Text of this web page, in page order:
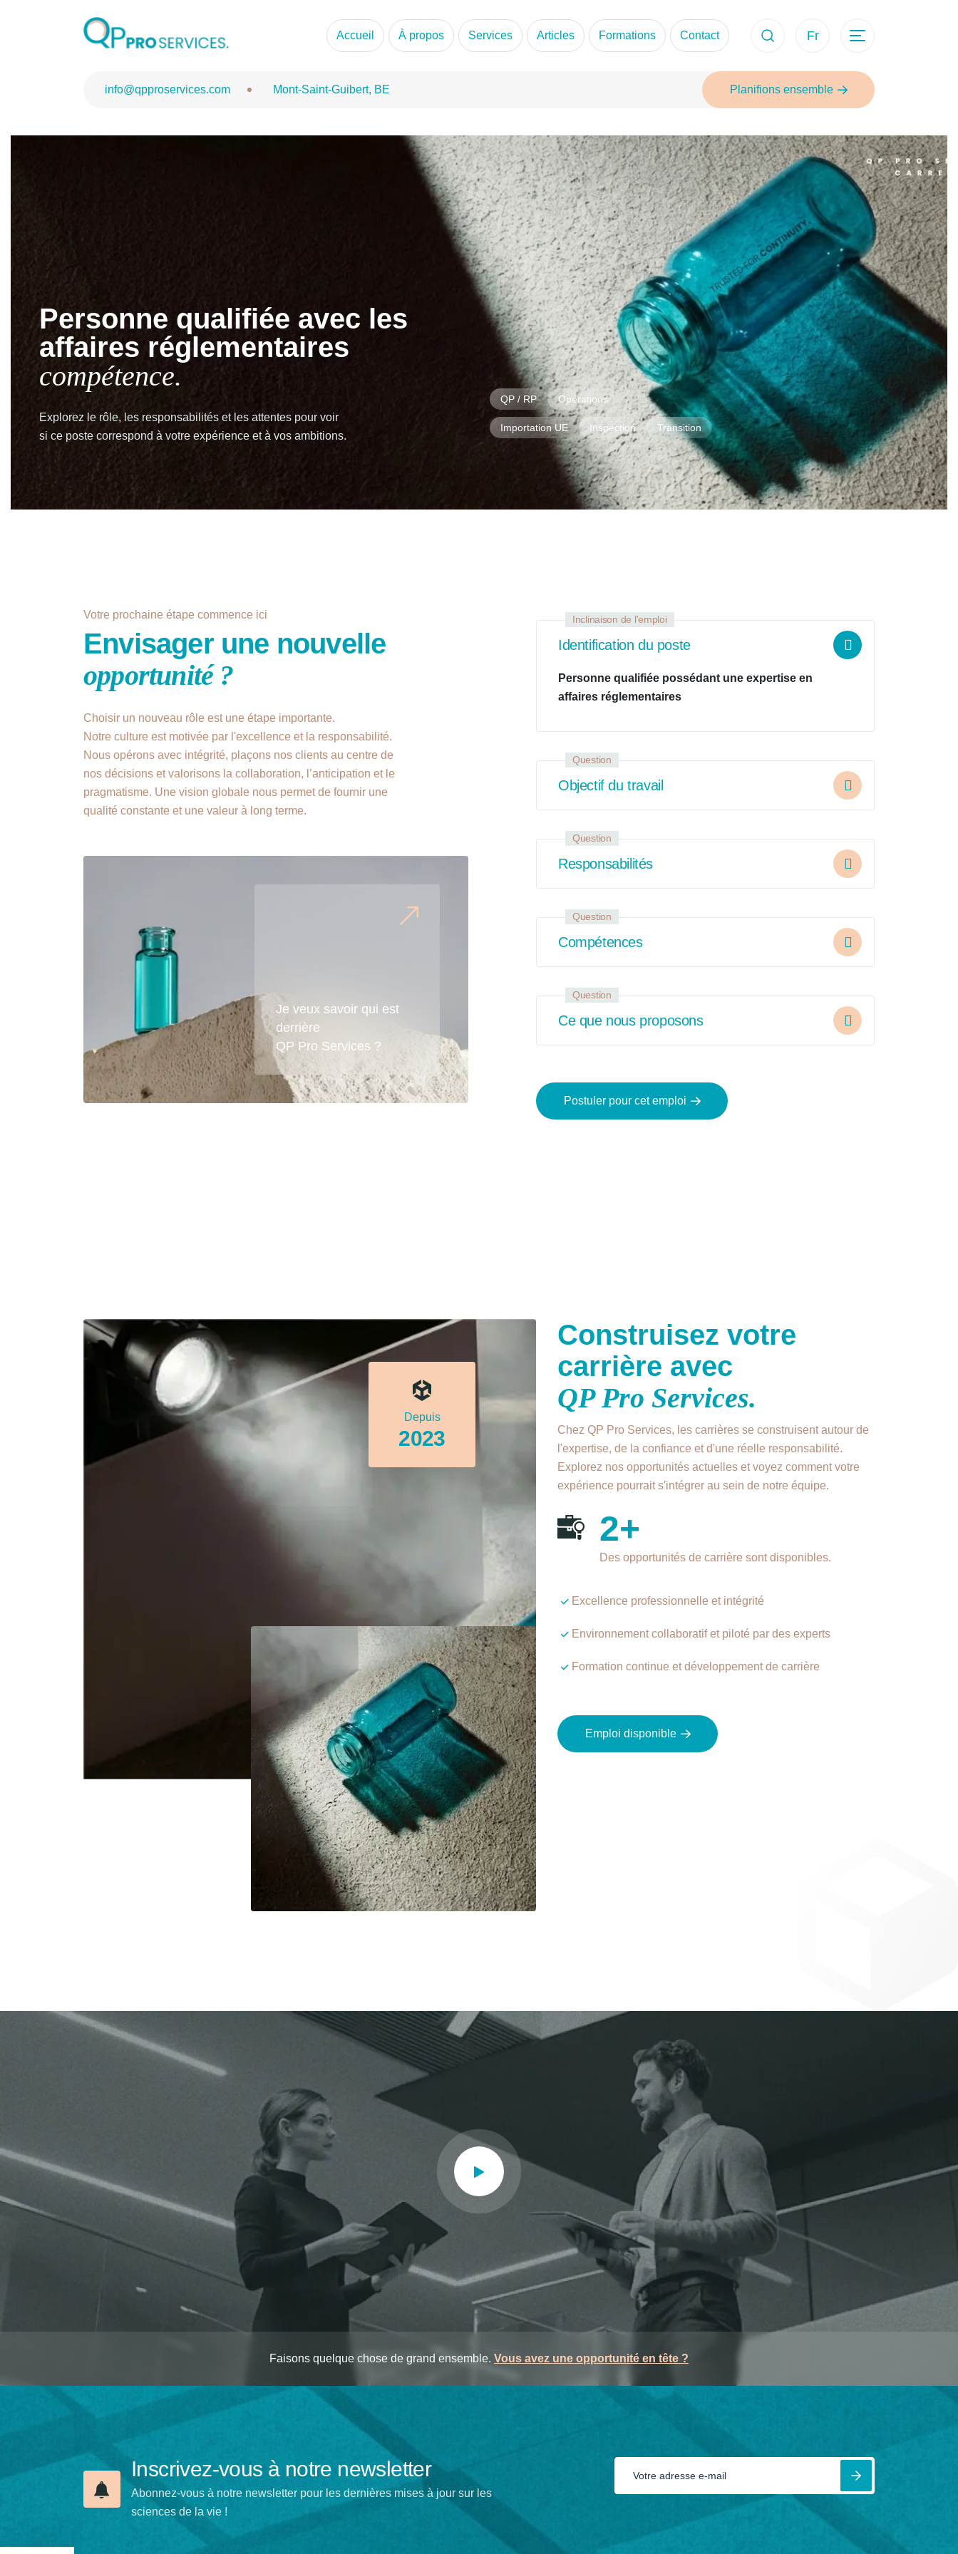
Accueil À propos Services Articles Formations Contact Fr
info@qpproservices.com Mont-Saint-Guibert, BE Planifions ensemble
Opportunite QP et RA
Personne qualifiée avec les
affaires réglementaires
compétence.
Explorez le rôle, les responsabilités et les attentes pour voir
si ce poste correspond à votre expérience et à vos ambitions.
QP / RP Opérations
Importation UE Inspection Transition
Votre prochaine étape commence ici
Envisager une nouvelle
opportunité ?
Choisir un nouveau rôle est une étape importante.
Notre culture est motivée par l'excellence et la responsabilité.
Nous opérons avec intégrité, plaçons nos clients au centre de
nos décisions et valorisons la collaboration, l’anticipation et le
pragmatisme. Une vision globale nous permet de fournir une
qualité constante et une valeur à long terme.
Je veux savoir qui est
derrière
QP Pro Services ?
Inclinaison de l'emploi
Identification du poste
Personne qualifiée possédant une expertise en
affaires réglementaires
Question
Objectif du travail
Question
Responsabilités
Question
Compétences
Question
Ce que nous proposons
Postuler pour cet emploi
Depuis
2023
Construisez votre
carrière avec
QP Pro Services.
Chez QP Pro Services, les carrières se construisent autour de
l'expertise, de la confiance et d'une réelle responsabilité.
Explorez nos opportunités actuelles et voyez comment votre
expérience pourrait s'intégrer au sein de notre équipe.
2+
Des opportunités de carrière sont disponibles.
Excellence professionnelle et intégrité
Environnement collaboratif et piloté par des experts
Formation continue et développement de carrière
Emploi disponible
Faisons quelque chose de grand ensemble. Vous avez une opportunité en tête ?
Inscrivez-vous à notre newsletter
Abonnez-vous à notre newsletter pour les dernières mises à jour sur les
sciences de la vie !